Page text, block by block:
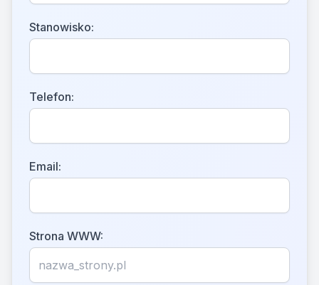
Stanowisko:
Telefon:
Email:
Strona WWW: